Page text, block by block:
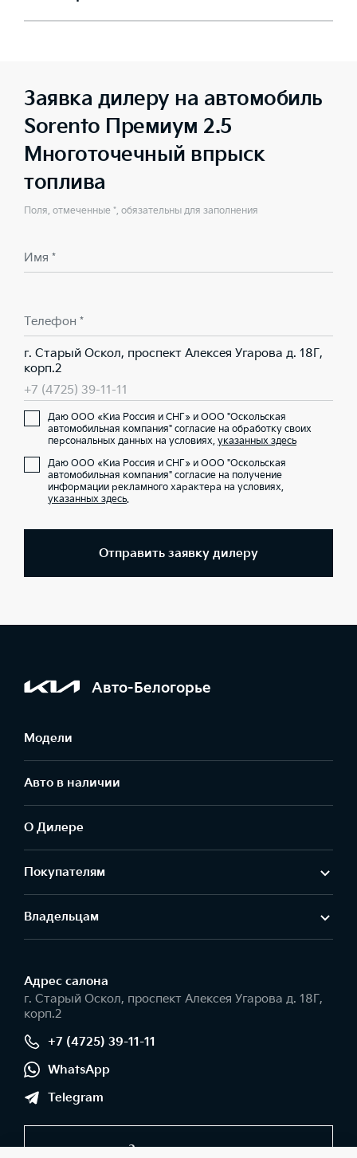
Заявка дилеру на автомобиль
Sorento Премиум 2.5
Многоточечный впрыск
топлива
Поля, отмеченные *, обязательны для заполнения
Имя *
Телефон *
г. Старый Оскол, проспект Алексея Угарова д. 18Г,
корп.2
+7 (4725) 39-11-11
Даю ООО «Киа Россия и СНГ» и ООО "Оскольская
автомобильная компания" согласие на обработку своих
персональных данных на условиях, указанных здесь
Даю ООО «Киа Россия и СНГ» и ООО "Оскольская
автомобильная компания" согласие на получение
информации рекламного характера на условиях,
указанных здесь.
Отправить заявку дилеру
Авто-Белогорье
Модели
Авто в наличии
О Дилере
Покупателям
Владельцам
Адрес салонa
г. Старый Оскол, проспект Алексея Угарова д. 18Г,
корп.2
+7 (4725) 39-11-11
WhatsApp
Telegram
Заказать звонок